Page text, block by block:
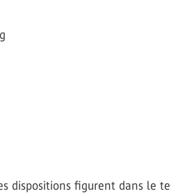
dispositions figurent dans le